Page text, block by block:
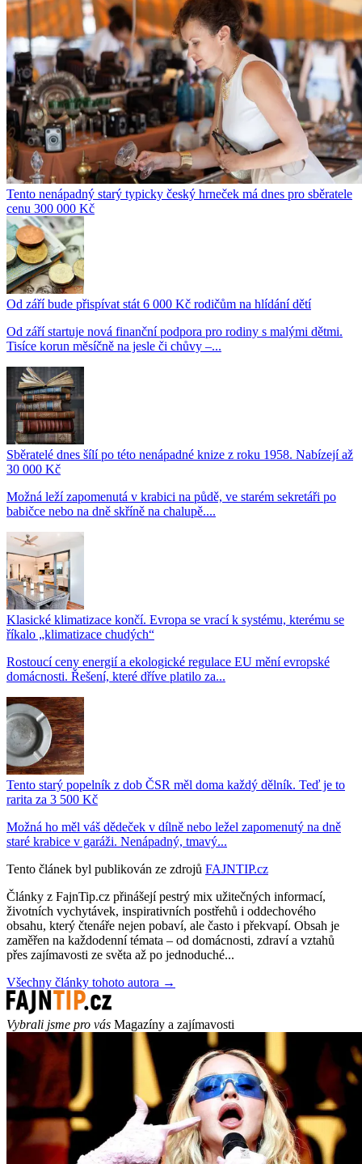
Tento nenápadný starý typicky český hrneček má dnes pro sběratele
cenu 300 000 Kč
Od září bude přispívat stát 6 000 Kč rodičům na hlídání dětí
Od září startuje nová finanční podpora pro rodiny s malými dětmi.
Tisíce korun měsíčně na jesle či chůvy –...
Sběratelé dnes šílí po této nenápadné knize z roku 1958. Nabízejí až
30 000 Kč
Možná leží zapomenutá v krabici na půdě, ve starém sekretáři po
babičce nebo na dně skříně na chalupě....
Klasické klimatizace končí. Evropa se vrací k systému, kterému se
říkalo „klimatizace chudých“
Rostoucí ceny energií a ekologické regulace EU mění evropské
domácnosti. Řešení, které dříve platilo za...
Tento starý popelník z dob ČSR měl doma každý dělník. Teď je to
rarita za 3 500 Kč
Možná ho měl váš dědeček v dílně nebo ležel zapomenutý na dně
staré krabice v garáži. Nenápadný, tmavý...
Tento článek byl publikován ze zdrojů FAJNTIP.cz
Články z FajnTip.cz přinášejí pestrý mix užitečných informací,
životních vychytávek, inspirativních postřehů i oddechového
obsahu, který čtenáře nejen pobaví, ale často i překvapí. Obsah je
zaměřen na každodenní témata – od domácnosti, zdraví a vztahů
přes zajímavosti ze světa až po jednoduché...
Všechny články tohoto autora →
Vybrali jsme pro vás Magazíny a zajímavosti